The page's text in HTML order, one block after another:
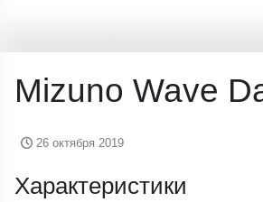
Mizuno Wave
26 октября 2019
Характеристики